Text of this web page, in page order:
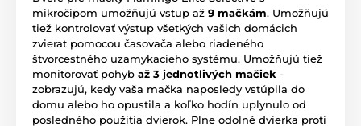
mikročipom umožňujú vstup až 9 mačkám. Umožňujú
tiež kontrolovať výstup všetkých vašich domácich
zvierat pomocou časovača alebo riadeného
štvorcestného uzamykacieho systému. Umožňujú tiež
monitorovať pohyb až 3 jednotlivých mačiek -
zobrazujú, kedy vaša mačka naposledy vstúpila do
domu alebo ho opustila a koľko hodín uplynulo od
posledného použitia dvierok. Plne odolné dvierka proti